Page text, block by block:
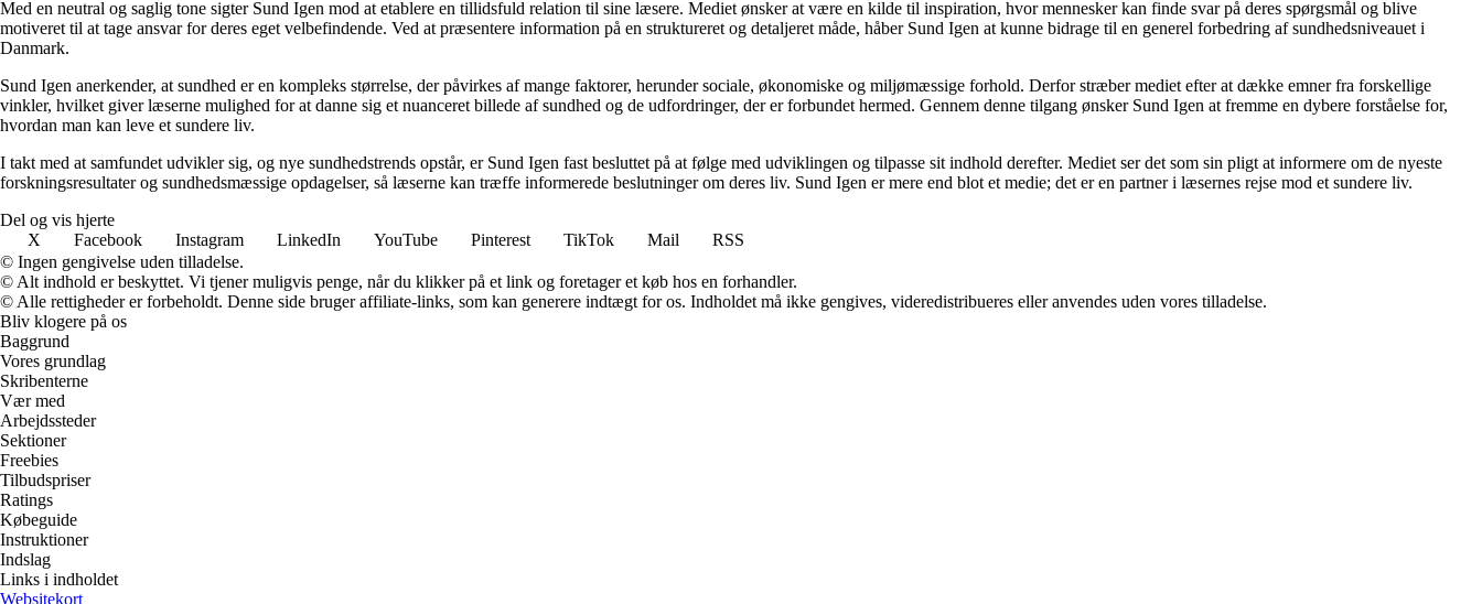
Med en neutral og saglig tone sigter Sund Igen mod at etablere en tillidsfuld relation til sine læsere. Mediet ønsker at være en kilde til inspiration, hvor mennesker kan finde svar på deres spørgsmål og blive
motiveret til at tage ansvar for deres eget velbefindende. Ved at præsentere information på en struktureret og detaljeret måde, håber Sund Igen at kunne bidrage til en generel forbedring af sundhedsniveauet i
Danmark.
Sund Igen anerkender, at sundhed er en kompleks størrelse, der påvirkes af mange faktorer, herunder sociale, økonomiske og miljømæssige forhold. Derfor stræber mediet efter at dække emner fra forskellige
vinkler, hvilket giver læserne mulighed for at danne sig et nuanceret billede af sundhed og de udfordringer, der er forbundet hermed. Gennem denne tilgang ønsker Sund Igen at fremme en dybere forståelse for,
hvordan man kan leve et sundere liv.
I takt med at samfundet udvikler sig, og nye sundhedstrends opstår, er Sund Igen fast besluttet på at følge med udviklingen og tilpasse sit indhold derefter. Mediet ser det som sin pligt at informere om de nyeste
forskningsresultater og sundhedsmæssige opdagelser, så læserne kan træffe informerede beslutninger om deres liv. Sund Igen er mere end blot et medie; det er en partner i læsernes rejse mod et sundere liv.
Del og vis hjerte
X
Facebook Instagram LinkedIn YouTube Pinterest TikTok Mail
RSS
© Ingen gengivelse uden tilladelse.
© Alt indhold er beskyttet. Vi tjener muligvis penge, når du klikker på et link og foretager et køb hos en forhandler.
© Alle rettigheder er forbeholdt. Denne side bruger affiliate-links, som kan generere indtægt for os. Indholdet må ikke gengives, videredistribueres eller anvendes uden vores tilladelse.
Bliv klogere på os
Baggrund
Vores grundlag
Skribenterne
Vær med
Arbejdssteder
Sektioner
Freebies
Tilbudspriser
Ratings
Købeguide
Instruktioner
Indslag
Links i indholdet
Websitekort